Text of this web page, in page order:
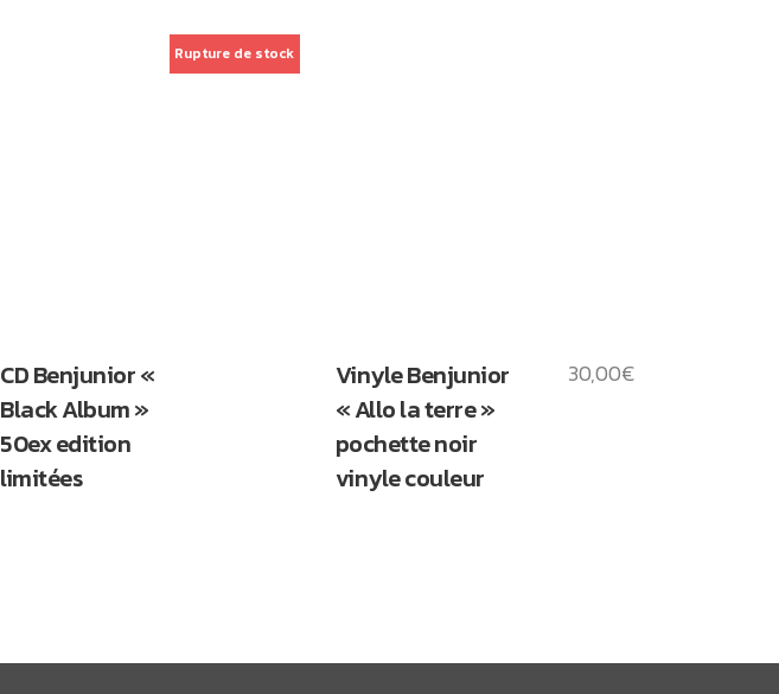
Rupture de stock
CD Benjunior «
Black Album »
50ex edition
limitées
Vinyle Benjunior
« Allo la terre »
pochette noir
vinyle couleur
30,00€